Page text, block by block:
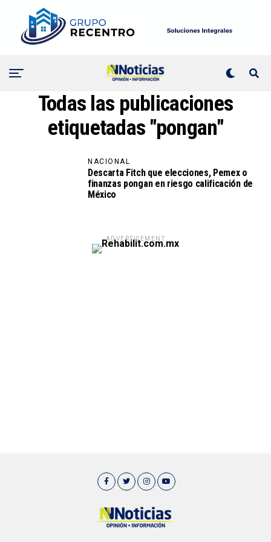
Todas las publicaciones
etiquetadas "pongan"
NACIONAL
Descarta Fitch que elecciones, Pemex o
finanzas pongan en riesgo calificación de
México
ADVERTISEMENT